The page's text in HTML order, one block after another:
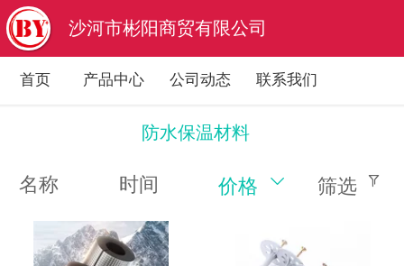
沙河市彬阳商贸有限公司
首页 产品中心 公司动态 联系我们
防水保温材料
名称 时间 价格 筛选